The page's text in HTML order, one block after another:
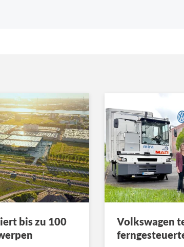
bis zu 100
Volkswagen